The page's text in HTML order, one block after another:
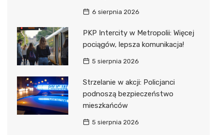
6 sierpnia 2026
PKP Intercity w Metropolii: Więcej
pociągów, lepsza komunikacja!
5 sierpnia 2026
Strzelanie w akcji: Policjanci
podnoszą bezpieczeństwo
mieszkańców
5 sierpnia 2026